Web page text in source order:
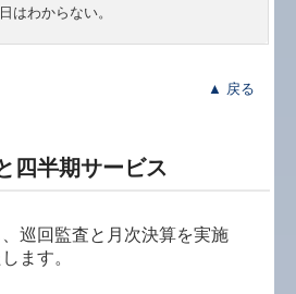
はわからない。
▲ 戻る
四半期サービス
巡回監査と月次決算を実施
ます。